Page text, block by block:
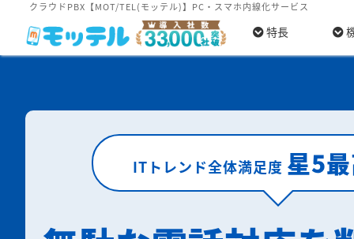
クラウドPBX【MOT/TEL(モッテル)】PC・スマホ内線化サービス
特長
ITトレンド全体満足度 星5